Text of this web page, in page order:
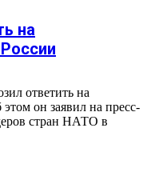
на
ответить на
он заявил на пресс-
стран НАТО в